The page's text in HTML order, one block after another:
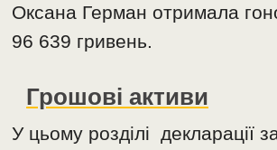
Оксана Герман отримала
96 639 гривень.
Грошові активи
У цьому розділі декларації